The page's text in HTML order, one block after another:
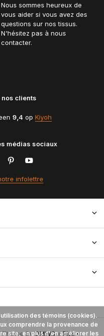
Nous sommes heureux de
vous aider si vous avez des
questions sur nos tissus.
N'hésitez pas à nous
contacter.
nos clients
9,4 op Kiyoh
médias sociaux
infolettre
Theme ByDMWSxPlus+
des témoins (cookies).
comprendre la provenance de
site, en plus d'en améliorer les